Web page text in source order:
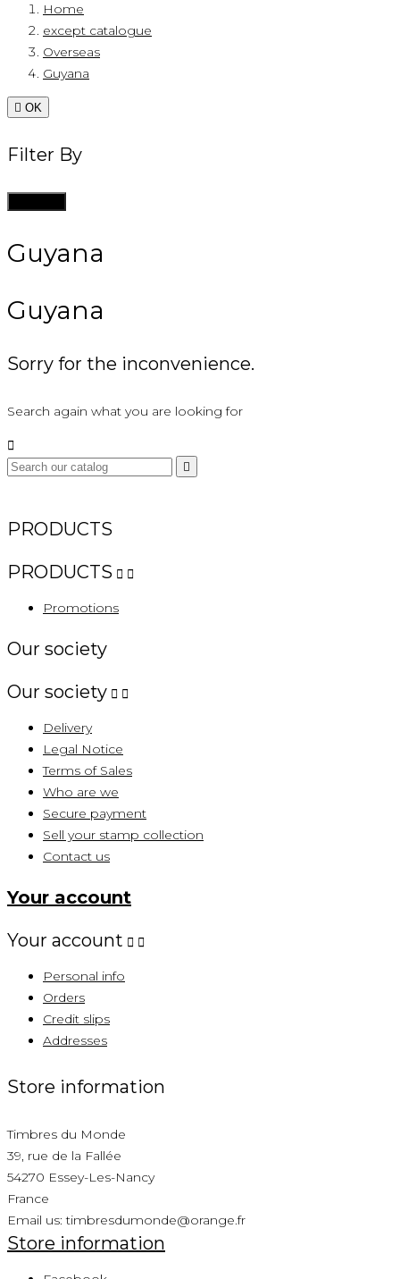
Home
except catalogue
Overseas
Guyana
 OK
Filter By
Guyana
Guyana
Sorry for the inconvenience.
Search again what you are looking for


PRODUCTS
PRODUCTS  
Promotions
Our society
Our society  
Delivery
Legal Notice
Terms of Sales
Who are we
Secure payment
Sell ​​your stamp collection
Contact us
Your account
Your account  
Personal info
Orders
Credit slips
Addresses
Store information
Timbres du Monde
39, rue de la Fallée
54270 Essey-Les-Nancy
France
Email us:timbresdumonde@orange.fr
Store information